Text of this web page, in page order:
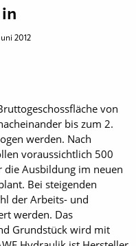
2012
von
bis zum 2.
werden. Nach
voraussichtlich 500
Ausbildung im neuen
Bei steigenden
der Arbeits- und
werden. Das
Grundstück wird mit